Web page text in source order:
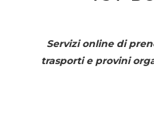
Servizi online di
trasporti e provini